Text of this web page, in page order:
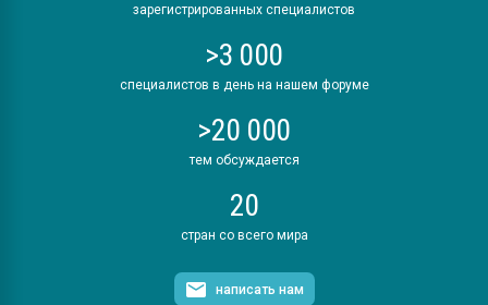
зарегистрированных специалистов
>3 000
специалистов в день на нашем форуме
>20 000
тем обсуждается
20
стран со всего мира
написать нам